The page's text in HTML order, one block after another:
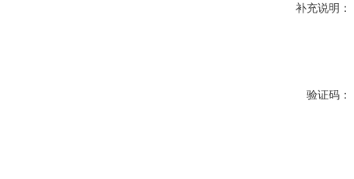
补充说明：
验证码：